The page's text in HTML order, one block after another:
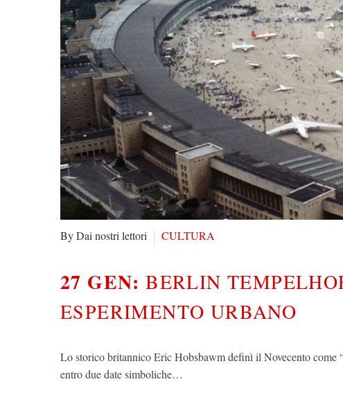
By Dai nostri lettori CULTURA
27 GEN:BERLIN
ESPERIMENTO URBANO
Lo storico britannico Eric Hobsbawm definì il Novecento come
entro due date simboliche…